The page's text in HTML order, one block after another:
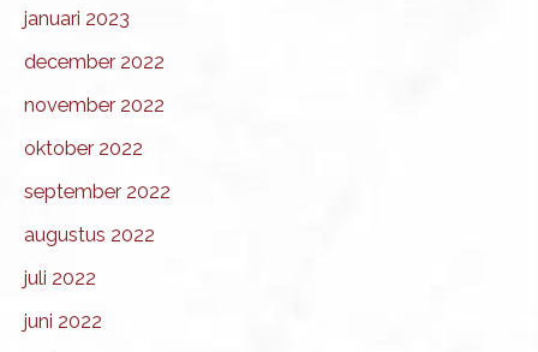
januari 2023
december 2022
november 2022
oktober 2022
september 2022
augustus 2022
juli 2022
juni 2022